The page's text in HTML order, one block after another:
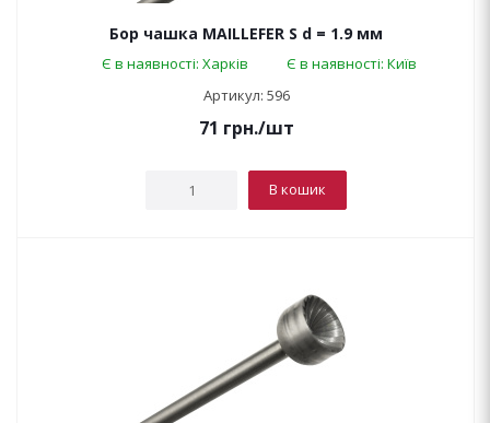
Бор чашка MAILLEFER S d = 1.9 мм
Є в наявності: Харків
Є в наявності: Київ
Артикул: 596
71 грн./шт
В кошик